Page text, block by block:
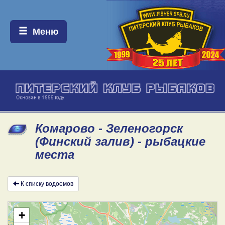
Меню:
Меню
Комарово - Зеленогорск
(Финский залив) - рыбацкие
места
К списку водоемов
+